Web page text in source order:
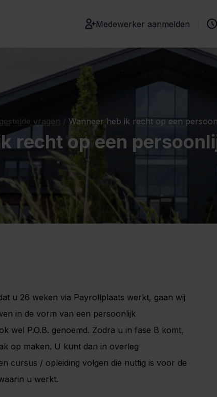
Medewerker aanmelden
vragen / Wanneer heb ik recht op een
recht op een
u 26 weken via Payrollplaats werkt, gaan wij
in de vorm van een persoonlijk
wel P.O.B. genoemd. Zodra u in fase B komt,
op maken. U kunt dan in overleg
cursus / opleiding volgen die nuttig is voor de
u werkt.